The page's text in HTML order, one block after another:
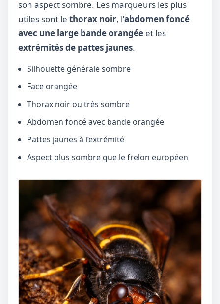
son aspect sombre. Les marqueurs les plus
utiles sont le thorax noir, l’abdomen foncé
avec une large bande orangée et les
extrémités de pattes jaunes.
Silhouette générale sombre
Face orangée
Thorax noir ou très sombre
Abdomen foncé avec bande orangée
Pattes jaunes à l’extrémité
Aspect plus sombre que le frelon européen